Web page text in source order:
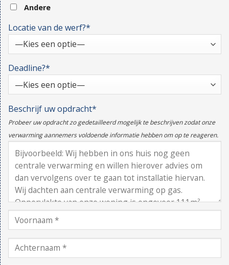
Andere
Locatie van de werf?*
Deadline?*
Beschrijf uw opdracht*
Probeer uw opdracht zo gedetailleerd mogelijk te beschrijven zodat onze
verwarming aannemers voldoende informatie hebben om op te reageren.